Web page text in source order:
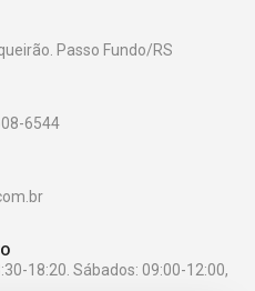
Passo Fundo/RS
6544
18:20. Sábados: 09:00-12:00,